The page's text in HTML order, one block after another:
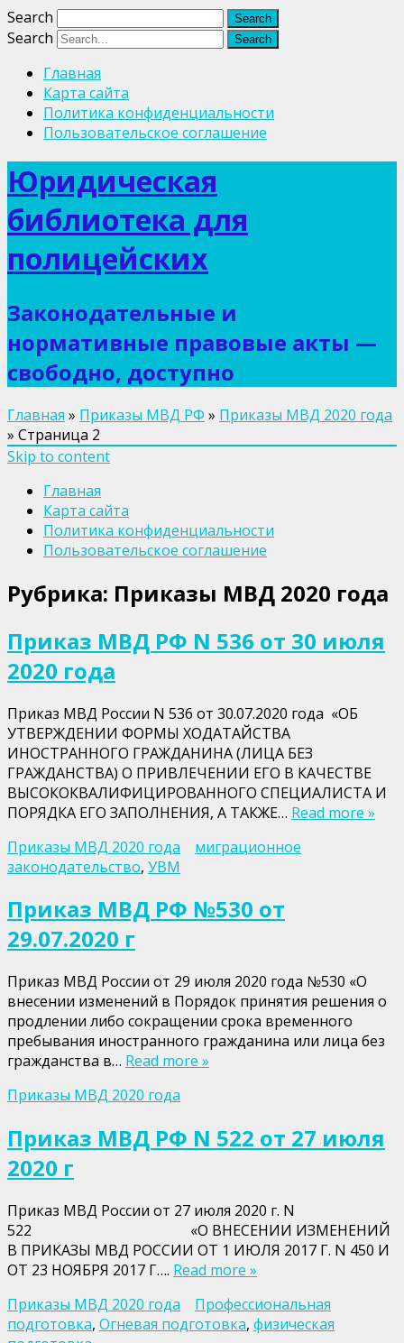
Search
Search
Главная
Карта сайта
Политика конфиденциальности
Пользовательское соглашение
Юридическая
библиотека для
полицейских
Законодательные и
нормативные правовые акты —
свободно, доступно
Главная » Приказы МВД РФ » Приказы МВД 2020 года
» Страница 2
Skip to content
Главная
Карта сайта
Политика конфиденциальности
Пользовательское соглашение
Рубрика: Приказы МВД 2020 года
Приказ МВД РФ N 536 от 30 июля
2020 года
Приказ МВД России N 536 от 30.07.2020 года «ОБ
УТВЕРЖДЕНИИ ФОРМЫ ХОДАТАЙСТВА
ИНОСТРАННОГО ГРАЖДАНИНА (ЛИЦА БЕЗ
ГРАЖДАНСТВА) О ПРИВЛЕЧЕНИИ ЕГО В КАЧЕСТВЕ
ВЫСОКОКВАЛИФИЦИРОВАННОГО СПЕЦИАЛИСТА И
ПОРЯДКА ЕГО ЗАПОЛНЕНИЯ, А ТАКЖЕ… Read more »
Приказы МВД 2020 года
миграционное
законодательство, УВМ
Приказ МВД РФ №530 от
29.07.2020 г
Приказ МВД России от 29 июля 2020 года №530 «О
внесении изменений в Порядок принятия решения о
продлении либо сокращении срока временного
пребывания иностранного гражданина или лица без
гражданства в… Read more »
Приказы МВД 2020 года
Приказ МВД РФ N 522 от 27 июля
2020 г
Приказ МВД России от 27 июля 2020 г. N
522 «О ВНЕСЕНИИ ИЗМЕНЕНИЙ
В ПРИКАЗЫ МВД РОССИИ ОТ 1 ИЮЛЯ 2017 Г. N 450 И
ОТ 23 НОЯБРЯ 2017 Г…. Read more »
Приказы МВД 2020 года
Профессиональная
подготовка, Огневая подготовка, физическая